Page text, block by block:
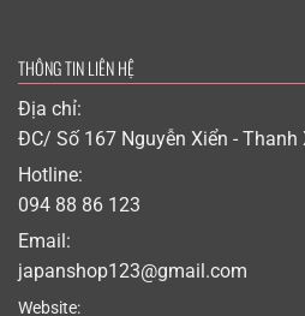
THÔNG TIN LIÊN HỆ
Địa chỉ:
ĐC/ Số 167 Nguyễn Xiển - Thanh
Hotline:
094 88 86 123
Email:
japanshop123@gmail.com
Website: